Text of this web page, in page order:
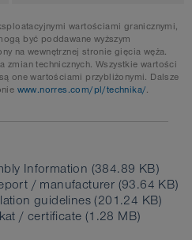
wartościami granicznymi,
być poddawane wyższym
na wewnętrznej stronie gięcia węża.
zmian technicznych. Wszystkie wartości
one wartościami przybliżonymi. Dalsze
www.norres.com/pl/technika/.
Information (384.89 KB)
/ manufacturer (93.64 KB)
guidelines (201.24 KB)
/ certificate (1.28 MB)